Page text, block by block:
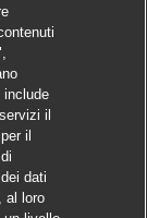
include
il
il
dati
al loro